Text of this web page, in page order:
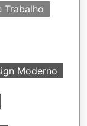
Trabalho
Moderno